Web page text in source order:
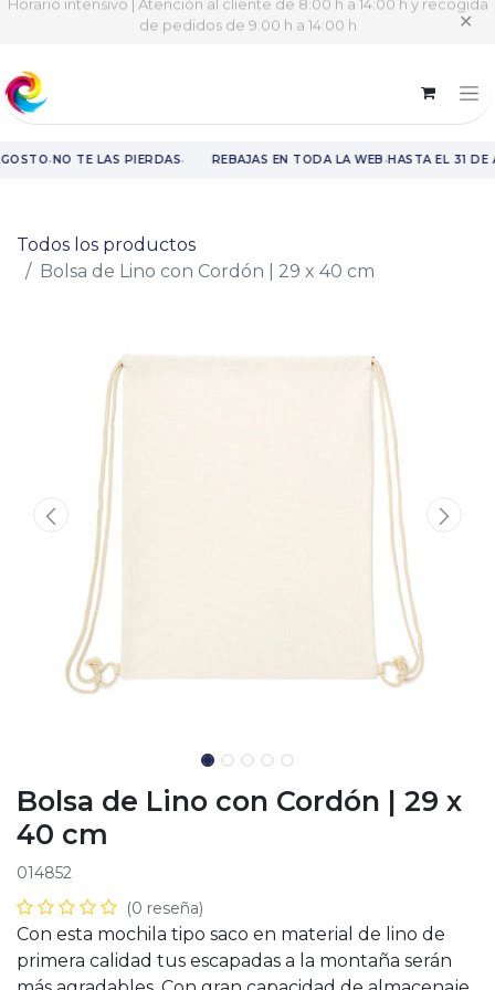
Horario intensivo | Atención al cliente de 8:00 h a 14:00 h y recogida
de pedidos de 9:00 h a 14:00 h ✕
·NO TE LAS PIERDAS· REBAJAS EN TODA LA WEB·HASTA EL 31 DE
Todos los productos
Bolsa de Lino con Cordón | 29 x 40 cm
Bolsa de Lino con Cordón | 29 x
40 cm
014852
(0 reseña)
Con esta mochila tipo saco en material de lino de
primera calidad tus escapadas a la montaña serán